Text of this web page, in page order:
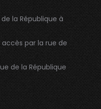
la République à
accès par la rue de
de la République